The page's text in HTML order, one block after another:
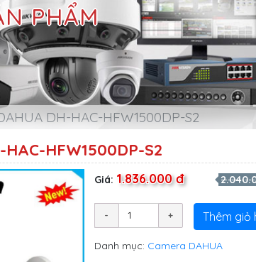
PHẨM
DH-HAC-HFW1500DP-S2
HFW1500DP-S2
Giá: 1.836.000 đ
Thêm giỏ
Danh mục: Camera DAHUA